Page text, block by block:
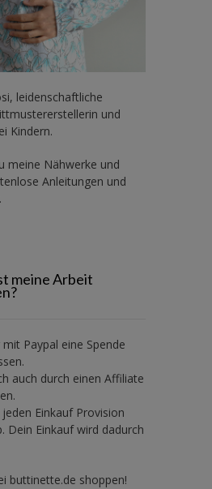
leidenschaftliche
und
Kindern.
meine Nähwerke und
Anleitungen und
meine Arbeit
mit Paypal eine Spende
auch durch einen Affiliate
Einkauf Provision
Dein Einkauf wird dadurch
buttinette.de shoppen!